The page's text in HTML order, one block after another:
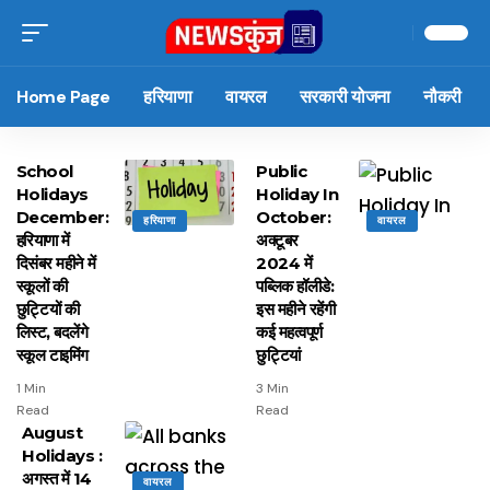
Home Page हरियाणा वायरल सरकारी योजना नौकरी
हरियाणा
School
Holidays
December:
हरियाणा में
दिसंबर महीने में
स्कूलों की
छुट्टियों की
लिस्ट, बदलेंगे
स्कूल टाइमिंग
1 Min
Read
वायरल
Public
Holiday In
October:
अक्टूबर
2024 में
पब्लिक हॉलीडे:
इस महीने रहेंगी
कई महत्वपूर्ण
छुट्टियां
3 Min
Read
वायरल
August
Holidays :
अगस्त में 14